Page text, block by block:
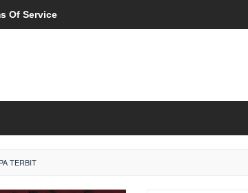
Of Service
TERBIT